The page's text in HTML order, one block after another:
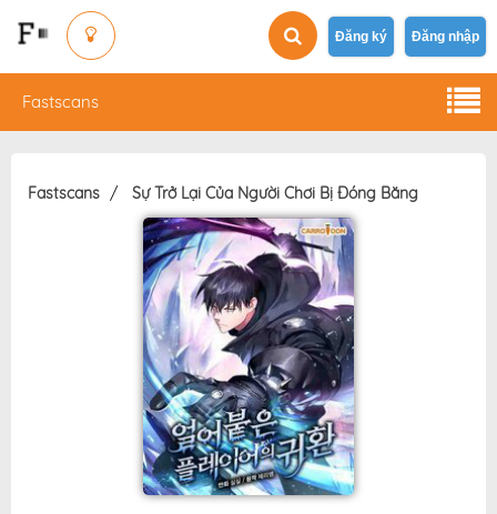
Đăng ký Đăng nhập
Fastscans
Fastscans Sự Trở Lại Của Người Chơi Bị Đóng Băng